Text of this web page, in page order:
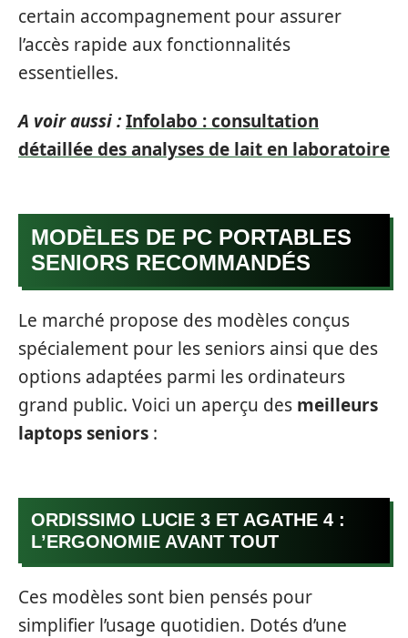
certain accompagnement pour assurer
l’accès rapide aux fonctionnalités
essentielles.
A voir aussi :Infolabo : consultation
détaillée des analyses de lait en laboratoire
MODÈLES DE PC PORTABLES
SENIORS RECOMMANDÉS
Le marché propose des modèles conçus
spécialement pour les seniors ainsi que des
options adaptées parmi les ordinateurs
grand public. Voici un aperçu des meilleurs
laptops seniors :
ORDISSIMO LUCIE 3 ET AGATHE 4 :
L’ERGONOMIE AVANT TOUT
Ces modèles sont bien pensés pour
simplifier l’usage quotidien. Dotés d’une